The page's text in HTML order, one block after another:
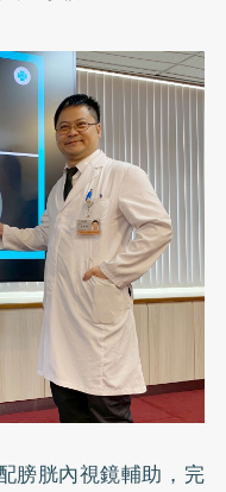
膀胱內視鏡輔助，完